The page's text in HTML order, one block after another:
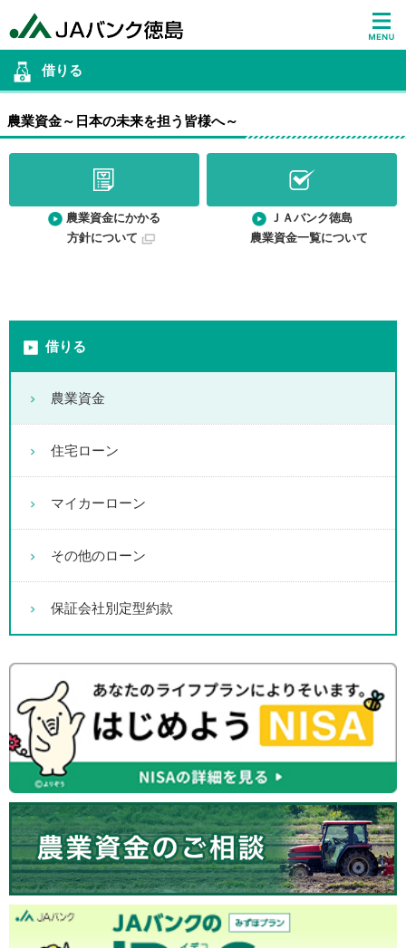
借りる
農業資金～日本の未来を担う皆様へ～
農業資金にかかる
方針について
ＪＡバンク徳島
農業資金一覧について
借りる
農業資金
住宅ローン
マイカーローン
その他のローン
保証会社別定型約款